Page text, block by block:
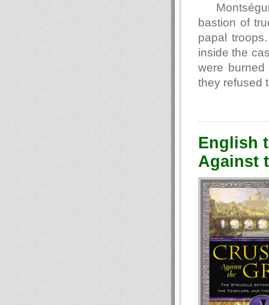
bastion of
papal
inside the
were
they refused
English
Against